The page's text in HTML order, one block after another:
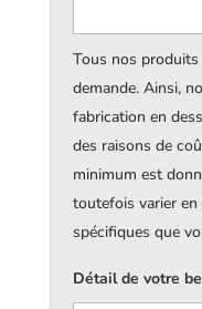
Tous nos
demande. Ainsi,
fabrication en
des raisons de
minimum est
toutefois varier
spécifiques que
Détail de votre